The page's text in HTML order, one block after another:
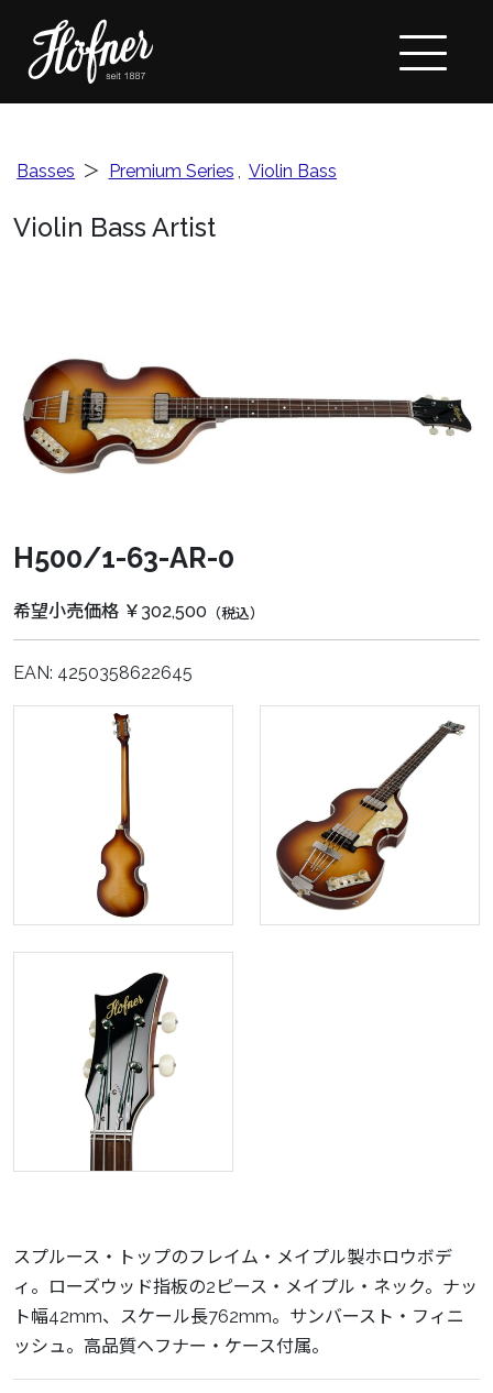
Basses ＞ Premium Series , Violin Bass
Violin Bass Artist
H500/1-63-AR-0
希望小売価格 ￥302,500 （税込）
EAN: 4250358622645
スプルース・トップのフレイム・メイプル製ホロウボデ
ィ。ローズウッド指板の2ピース・メイプル・ネック。ナッ
ト幅42mm、スケール長762mm。サンバースト・フィニ
ッシュ。高品質ヘフナー・ケース付属。